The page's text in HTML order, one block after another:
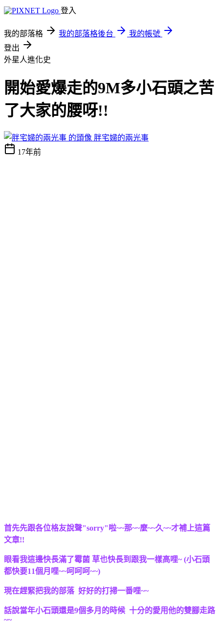
登入
我的部落格 我的部落格後台
我的帳號
登出
外星人進化史
開始愛爆走的9M多小石頭之苦
了大家的腰呀!!
胖宅婦的兩光事
17年前
首先先跟各位格友說聲"sorry"啦~~那~~麼~~久~~才補上這篇
文章!!
眼看我這邊快長滿了霉菌 草也快長到跟我一樣高哩~ (小石頭
都快要11個月哩~~呵呵呵~~)
現在趕緊把我的部落 好好的打掃一番哩~~
話說當年小石頭還是9個多月的時候 十分的愛用他的雙腳走路